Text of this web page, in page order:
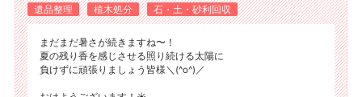
遺品整理
植木処分 石・土・砂利回収
まだまだ暑さが続きますね〜！
夏の残り香を感じさせる照り続ける太陽に
負けずに頑張りましょう皆様＼(^o^)／